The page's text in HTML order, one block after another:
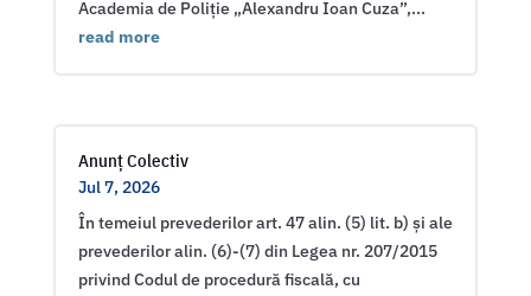
Academia de Poliție „Alexandru Ioan Cuza”,...
read more
Anunț Colectiv
Jul 7, 2026
În temeiul prevederilor art. 47 alin. (5) lit. b) și ale
prevederilor alin. (6)-(7) din Legea nr. 207/2015
privind Codul de procedură fiscală, cu